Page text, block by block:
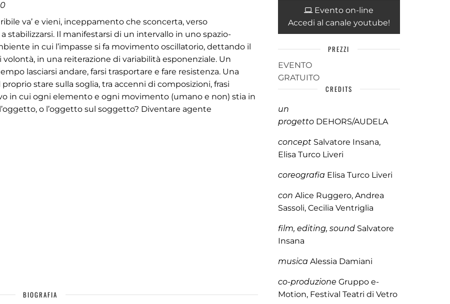
va’ e vieni, inceppamento che sconcerta, verso
stabilizzarsi. Il manifestarsi di un intervallo in uno spazio-
in cui l’impasse si fa movimento oscillatorio, dettando il
in una reiterazione di variabilità esponenziale. Un
lasciarsi andare, farsi trasportare e fare resistenza. Una
stare sulla soglia, tra accenni di composizioni, frasi
in cui ogni elemento e ogni movimento (umano e non) stia in
o l’oggetto sul soggetto? Diventare agente
BIOGRAFIA
Evento on-line
Accedi al canale youtube!
PREZZI
EVENTO
GRATUITO
CREDITS
un
progetto DEHORS/AUDELA
conceptSalvatore Insana,
Elisa Turco Liveri
coreografia Elisa Turco Liveri
con Alice Ruggero, Andrea
Sassoli, Cecilia Ventriglia
film, editing, sound Salvatore
Insana
musica Alessia Damiani
co-produzione Gruppo e-
Motion, Festival Teatri di Vetro